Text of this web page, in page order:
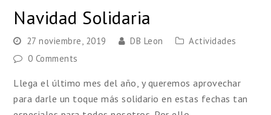
Navidad Solidaria
27 noviembre, 2019 DB Leon
Actividades
0 Comments
Llega el último mes del año, y queremos aprovechar
para darle un toque más solidario en estas fechas tan